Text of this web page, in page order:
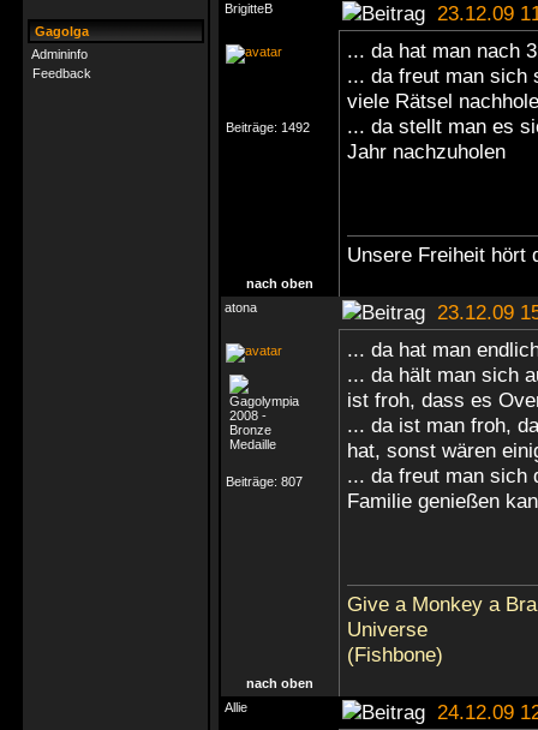
Gagolga
Admininfo
Feedback
BrigitteB
23.12.09
Beiträge: 1492
... da hat man nach
... da freut man sich
viele Rätsel
... da stellt man es
Jahr nachzuholen
Unsere Freiheit hört
nach oben
atona
23.12.09
Beiträge: 807
... da hat man
... da hält man sich
ist froh, dass es
... da ist man froh,
hat, sonst wären
... da freut man sich
Familie genießen
Give a Monkey a
Universe
(Fishbone)
nach oben
Allie
24.12.09